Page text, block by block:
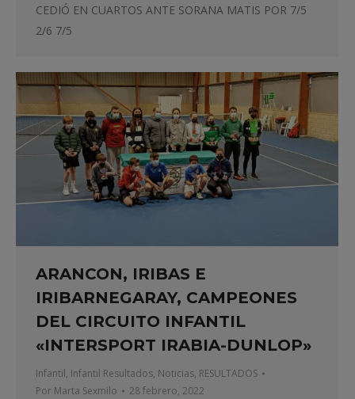
CEDIÓ EN CUARTOS ANTE SORANA MATIS POR 7/5
2/6 7/5
ARANCON, IRIBAS E
IRIBARNEGARAY, CAMPEONES
DEL CIRCUITO INFANTIL
«INTERSPORT IRABIA-DUNLOP»
Infantil, Infantil Resultados, Noticias, RESULTADOS
Por Marta Sexmilo 28 febrero, 2022